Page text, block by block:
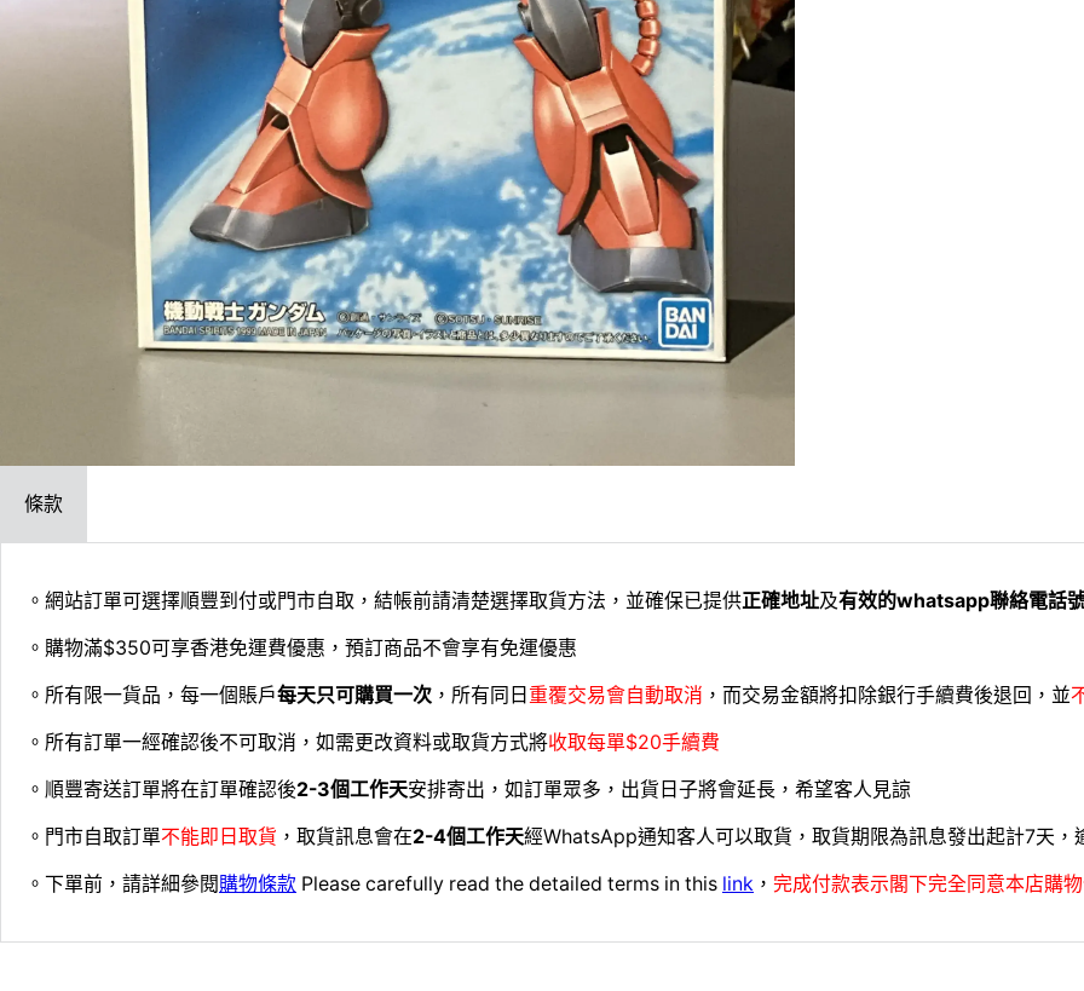
條款
。網站訂單可選擇順豐到付或門市自取，結帳前請清楚選擇取貨方法，並確保已提供正確地址及有效的whatsapp聯絡電話
。購物滿$350可享香港免運費優惠，預訂商品不會享有免運優惠
。所有限一貨品，每一個賬戶每天只可購買一次 ，所有同日 重覆交易會自動取消 ，而交易金額將扣除銀行手續費後退回，並
。所有訂單一經確認後不可取消，如需更改資料或取貨方式將收取每單$20手續費
。順豐寄送訂單將在訂單確認後2-3個工作天安排寄出，如訂單眾多，出貨日子將會延長，希望客人見諒
。門市自取訂單不能即日取貨 ，取貨訊息會在2-4個工作天經WhatsApp通知客人可以取貨，取貨期限為訊息發出起計7天，
。下單前，請詳細參閱購物條款 Please carefully read the detailed terms in this link ， 完成付款表示閣下完全同意本店購